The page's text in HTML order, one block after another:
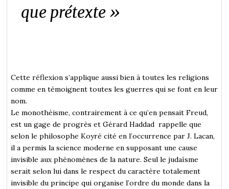
que prétexte »
Cette réflexion s’applique aussi bien à toutes les religions
comme en témoignent toutes les guerres qui se font en leur
nom.
Le monothéisme, contrairement à ce qu’en pensait Freud,
est un gage de progrès et Gérard Haddad rappelle que
selon le philosophe Koyré cité en l’occurrence par J. Lacan,
il a permis la science moderne en supposant une cause
invisible aux phénomènes de la nature. Seul le judaïsme
serait selon lui dans le respect du caractère totalement
invisible du principe qui organise l’ordre du monde dans la